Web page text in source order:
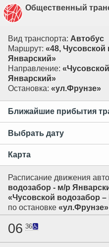
Общественный
Вид транспорта: Автобус
Маршрут: «48, Чусовской
Январский»
Направление:
Январский»
Остановка: «ул.Фрунзе»
Ближайшие прибытия
Выбрать дату
Карта
Расписание движения
водозабор - м/р
«Чусовской водозабор
по остановке «ул.Фрунзе»
06 36